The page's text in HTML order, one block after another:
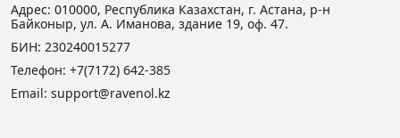
Адрес: 010000, Республика Казахстан, г. Астана, р-н
Байконыр, ул. А. Иманова, здание 19, оф. 47.
БИН: 230240015277
Телефон: +7(7172) 642-385
Email: support@ravenol.kz